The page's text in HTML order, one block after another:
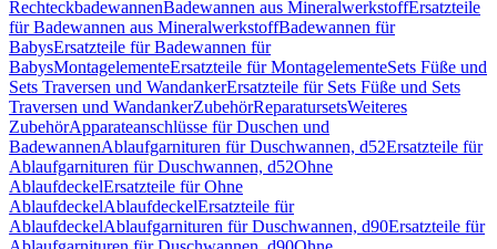
RechteckbadewannenBadewannen aus MineralwerkstoffErsatzteile
für Badewannen aus MineralwerkstoffBadewannen für
BabysErsatzteile für Badewannen für
BabysMontagelementeErsatzteile für MontagelementeSets Füße und
Sets Traversen und WandankerErsatzteile für Sets Füße und Sets
Traversen und WandankerZubehörReparatursetsWeiteres
ZubehörApparateanschlüsse für Duschen und
BadewannenAblaufgarnituren für Duschwannen, d52Ersatzteile für
Ablaufgarnituren für Duschwannen, d52Ohne
AblaufdeckelErsatzteile für Ohne
AblaufdeckelAblaufdeckelErsatzteile für
AblaufdeckelAblaufgarnituren für Duschwannen, d90Ersatzteile für